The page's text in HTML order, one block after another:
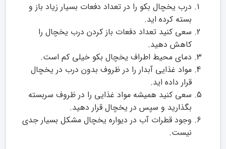
درب یخچال بکو را در تعداد دفعات بسیار زیاد باز و
بسته کرده اید.
سعی کنید تعداد دفعات باز کردن درب یخچال را
کاهش دهید.
دمای محیط اطراف یخچال بکو خیلی کم است.
مواد غذایی آبدار را در ظروف بدون درب در یخچال
قرار داده اید.
سعی کنید همیشه مواد غذایی را در ظروف سربسته
بگذارید و سپس در یخچال قرار دهید.
وجود قطرات آب در دیواره یخچال مشکل بسیار جدی
نیست.